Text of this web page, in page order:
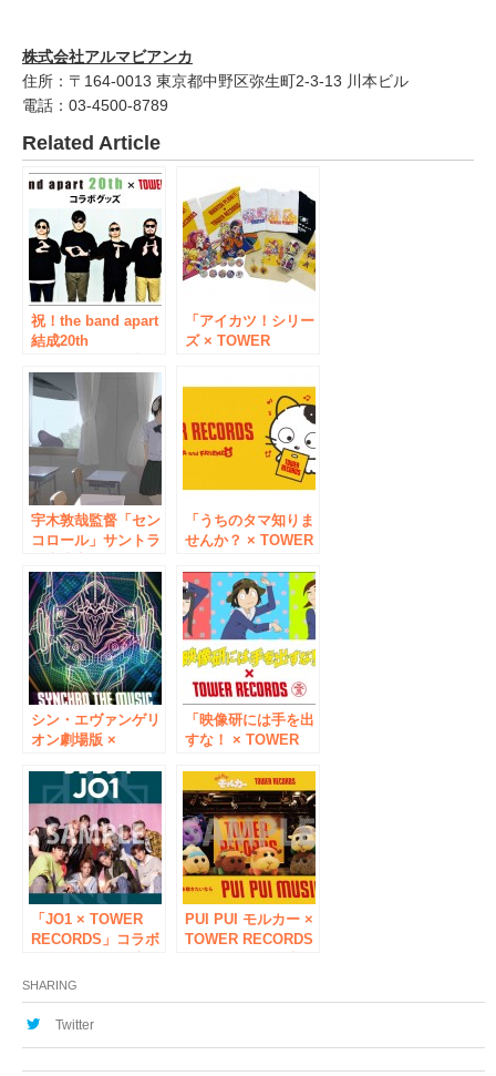
株式会社アルマビアンカ
住所：〒164-0013 東京都中野区弥生町2-3-13 川本ビル
電話：03-4500-8789
Related Article
祝！the band apart
結成20th
band apart ×
TOWER
RECORDS」キャン
ペーン開催決定!!
「アイカツ！シリー
ズ × TOWER
最新作「アイカツプ
ラネット！」や「ア
イカツ！」のアイテ
ムが登場！
宇木敦哉監督「セン
コロール」サントラ
TOWER RECORDS
とのキャンペーン実
施！
「うちのタマ知りま
せんか？ × TOWER
ッズ」タワレコ限定
デザインで１月10日
発売
シン・エヴァンゲリ
オン劇場版 ×
RECORDS
1/21(木)にコラボグ
ッズを発売！タワレ
コ店頭ではコラボポ
スターを掲出！
「映像研には手を出
すな！ × TOWER
グッズが爆誕！7/30
からタワレコ8店舗
＆オンライン限定販
売！
「JO1 × TOWER
RECORDS」コラボ
催、3rd
SINGLE『CHALLE
NGER』発売をタワ
PUI PUI モルカー ×
TOWER RECORDS
『PUI PUI MUSIC』
SHARING
Twitter